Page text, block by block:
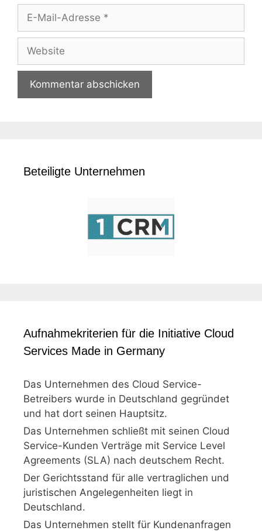
Mail-
Adresse
Beteiligte Unternehmen
Aufnahmekriterien für die Initiative Cloud
Services Made in Germany
Das Unternehmen des Cloud Service-
Betreibers wurde in Deutschland gegründet
und hat dort seinen Hauptsitz.
Das Unternehmen schließt mit seinen Cloud
Service-Kunden Verträge mit Service Level
Agreements (SLA) nach deutschem Recht.
Der Gerichtsstand für alle vertraglichen und
juristischen Angelegenheiten liegt in
Deutschland.
Das Unternehmen stellt für Kundenanfragen